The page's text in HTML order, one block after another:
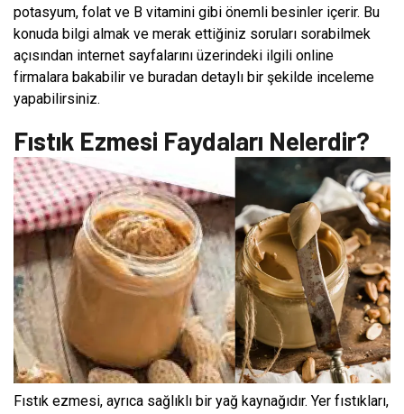
potasyum, folat ve B vitamini gibi önemli besinler içerir. Bu
konuda bilgi almak ve merak ettiğiniz soruları sorabilmek
açısından internet sayfalarını üzerindeki ilgili online
firmalara bakabilir ve buradan detaylı bir şekilde inceleme
yapabilirsiniz.
Fıstık Ezmesi Faydaları Nelerdir?
Fıstık ezmesi, ayrıca sağlıklı bir yağ kaynağıdır. Yer fıstıkları,